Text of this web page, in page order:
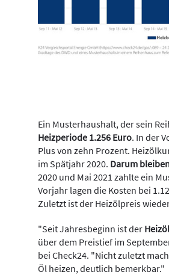
Ein Musterhaushalt, der sein
Heizperiode 1.256 Euro. In der
Plus von zehn Prozent.
im Spätjahr 2020. Darum
2020 und Mai 2021 zahlte ein
Vorjahr lagen die Kosten bei
Zuletzt ist der Heizölpreis
"Seit Jahresbeginn ist der
über dem Preistief im
bei Check24. "Nicht zuletzt
Öl heizen, deutlich bemerkbar."